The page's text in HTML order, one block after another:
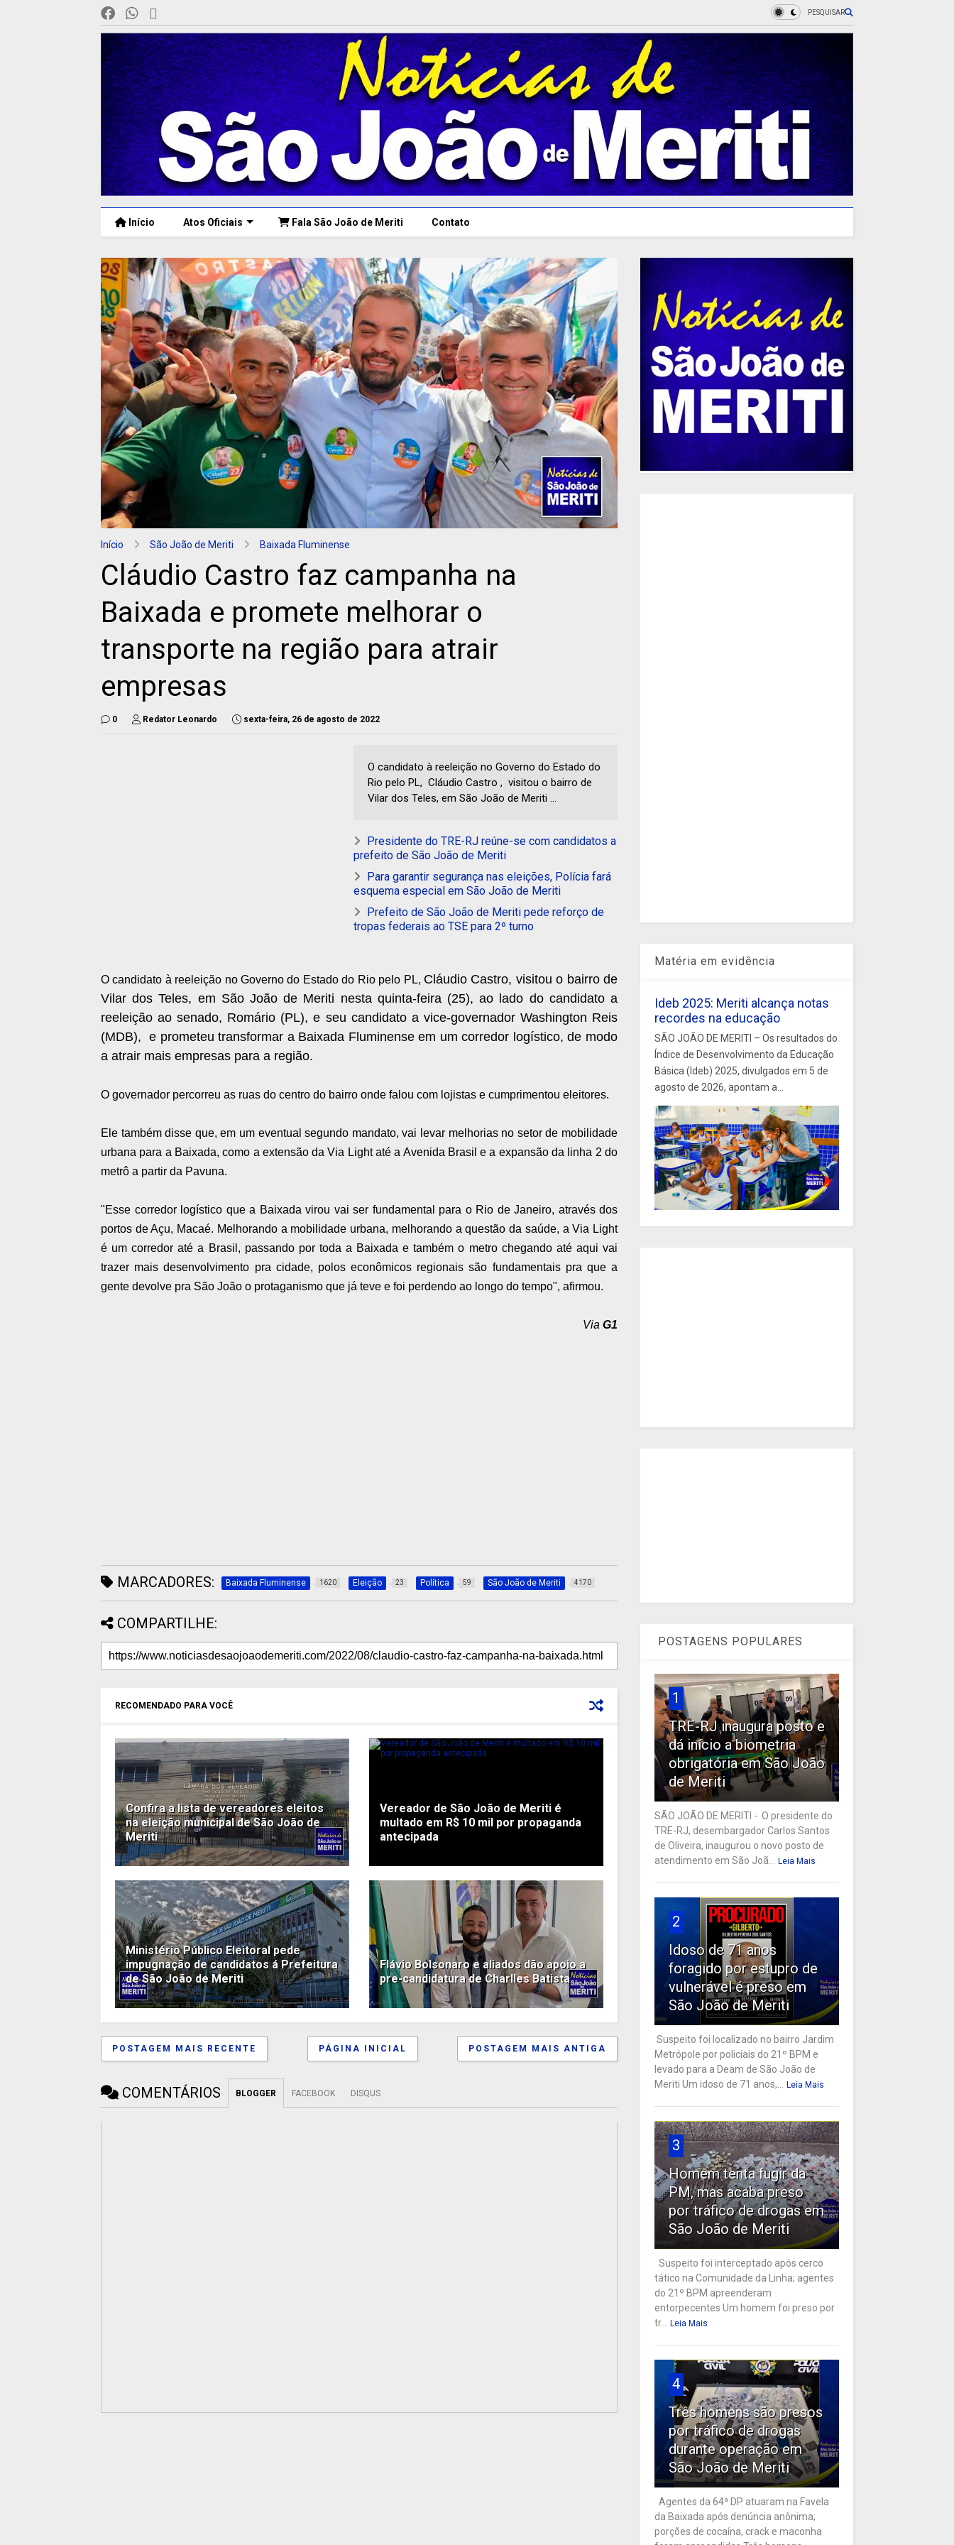
PESQUISAR
Início Atos Oficiais Fala São João de Meriti Contato
Início São João de Meriti Baixada Fluminense
Cláudio Castro faz campanha na
Baixada e promete melhorar o
transporte na região para atrair
empresas
0 Redator Leonardo sexta-feira, 26 de agosto de 2022
O candidato à reeleição no Governo do Estado do
Rio pelo PL, Cláudio Castro , visitou o bairro de
Vilar dos Teles, em São João de Meriti ...
Presidente do TRE-RJ reúne-se com candidatos a
prefeito de São João de Meriti
Para garantir segurança nas eleições, Polícia fará
esquema especial em São João de Meriti
Prefeito de São João de Meriti pede reforço de
tropas federais ao TSE para 2º turno
O candidato à reeleição no Governo do Estado do Rio pelo PL, Cláudio Castro, visitou o bairro de
Vilar dos Teles, em São João de Meriti nesta quinta-feira (25), ao lado do candidato a
reeleição ao senado, Romário (PL), e seu candidato a vice-governador Washington Reis
(MDB), e prometeu transformar a Baixada Fluminense em um corredor logístico, de modo
a atrair mais empresas para a região.
O governador percorreu as ruas do centro do bairro onde falou com lojistas e cumprimentou eleitores.
Ele também disse que, em um eventual segundo mandato, vai levar melhorias no setor de mobilidade
urbana para a Baixada, como a extensão da Via Light até a Avenida Brasil e a expansão da linha 2 do
metrô a partir da Pavuna.
"Esse corredor logístico que a Baixada virou vai ser fundamental para o Rio de Janeiro, através dos
portos de Açu, Macaé. Melhorando a mobilidade urbana, melhorando a questão da saúde, a Via Light
é um corredor até a Brasil, passando por toda a Baixada e também o metro chegando até aqui vai
trazer mais desenvolvimento pra cidade, polos econômicos regionais são fundamentais pra que a
gente devolve pra São João o protaganismo que já teve e foi perdendo ao longo do tempo", afirmou.
Via G1
MARCADORES: Baixada Fluminense 1620 Eleição 23 Política 59 São João de Meriti 4170
COMPARTILHE:
RECOMENDADO PARA VOCÊ
Confira a lista de vereadores eleitos
na eleição municipal de São João de
Meriti
Vereador de São João de Meriti é
multado em R$ 10 mil por propaganda
antecipada
Ministério Público Eleitoral pede
impugnação de candidatos á Prefeitura
de São João de Meriti
Flávio Bolsonaro e aliados dão apoio a
pre-candidatura de Charlles Batista
POSTAGEM MAIS RECENTE POSTAGEM MAIS ANTIGA
PÁGINA INICIAL
COMENTÁRIOS BLOGGER FACEBOOK DISQUS
Matéria em evidência
Ideb 2025: Meriti alcança notas
recordes na educação
SÃO JOÃO DE MERITI – Os resultados do
Índice de Desenvolvimento da Educação
Básica (Ideb) 2025, divulgados em 5 de
agosto de 2026, apontam a...
POSTAGENS POPULARES
1
TRE-RJ inaugura posto e
dá início a biometria
obrigatória em São João
de Meriti
SÃO JOÃO DE MERITI - O presidente do
TRE-RJ, desembargador Carlos Santos
de Oliveira, inaugurou o novo posto de
atendimento em São Joã...
Leia Mais
2
Idoso de 71 anos
foragido por estupro de
vulnerável é preso em
São João de Meriti
Suspeito foi localizado no bairro Jardim
Metrópole por policiais do 21º BPM e
levado para a Deam de São João de
Meriti Um idoso de 71 anos,...
Leia Mais
3
Homem tenta fugir da
PM, mas acaba preso
por tráfico de drogas em
São João de Meriti
Suspeito foi interceptado após cerco
tático na Comunidade da Linha; agentes
do 21º BPM apreenderam
entorpecentes Um homem foi preso por
tr...
Leia Mais
4
Três homens são presos
por tráfico de drogas
durante operação em
São João de Meriti
Agentes da 64ª DP atuaram na Favela
da Baixada após denúncia anônima;
porções de cocaína, crack e maconha